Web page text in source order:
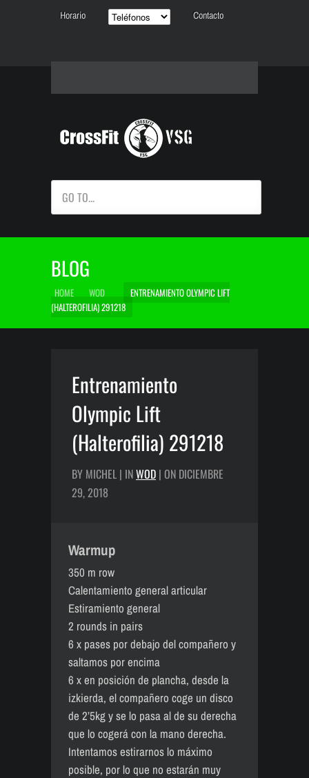
Horario Contacto
GO TO...
BLOG
HOME WOD
ENTRENAMIENTO OLYMPIC LIFT
(HALTEROFILIA) 291218
Entrenamiento
Olympic Lift
(Halterofilia) 291218
BY MICHEL | INWOD | ON DICIEMBRE
29, 2018
Warmup
350 m row
Calentamiento general articular
Estiramiento general
2 rounds in pairs
6 x pases por debajo del compañero y
saltamos por encima
6 x en posición de plancha, desde la
izkierda, el compañero coge un disco
de 2’5kg y se lo pasa al de su derecha
que lo cogerá con la mano derecha.
Intentamos estirarnos lo máximo
posible, por lo que no estarán muy